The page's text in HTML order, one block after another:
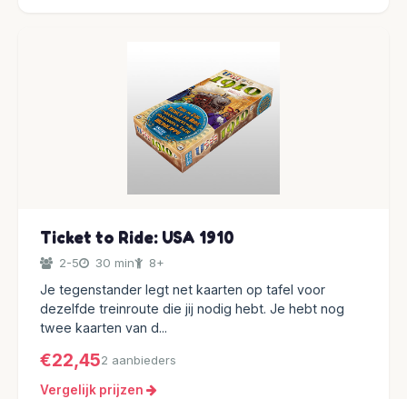
Ticket to Ride: USA 1910
2-5 30 min 8+
Je tegenstander legt net kaarten op tafel voor
dezelfde treinroute die jij nodig hebt. Je hebt nog
twee kaarten van d...
€22,452 aanbieders
Vergelijk prijzen